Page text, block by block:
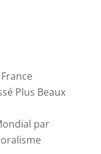
Plus Beaux
par